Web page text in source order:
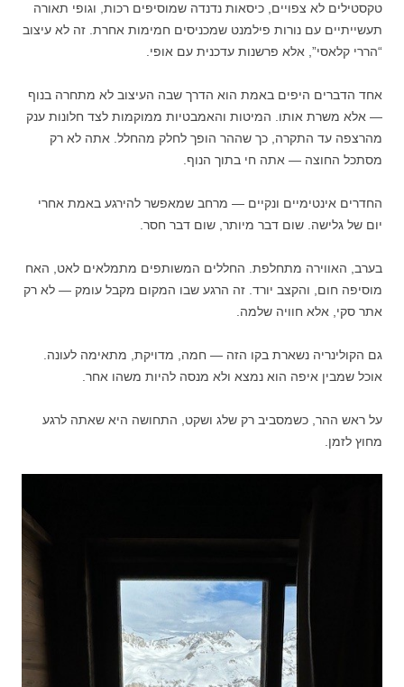
טקסטילים לא צפויים, כיסאות נדנדה שמוסיפים רכות, וגופי תאורה
תעשייתיים עם נורות פילמנט שמכניסים חמימות אחרת. זה לא עיצוב
“הררי קלאסי”, אלא פרשנות עדכנית עם אופי.
אחד הדברים היפים באמת הוא הדרך שבה העיצוב לא מתחרה בנוף
— אלא משרת אותו. המיטות והאמבטיות ממוקמות לצד חלונות ענק
מהרצפה עד התקרה, כך שההר הופך לחלק מהחלל. אתה לא רק
מסתכל החוצה — אתה חי בתוך הנוף.
החדרים אינטימיים ונקיים — מרחב שמאפשר להירגע באמת אחרי
יום של גלישה. שום דבר מיותר, שום דבר חסר.
בערב, האווירה מתחלפת. החללים המשותפים מתמלאים לאט, האח
מוסיפה חום, והקצב יורד. זה הרגע שבו המקום מקבל עומק — לא רק
אתר סקי, אלא חוויה שלמה.
גם הקולינריה נשארת בקו הזה — חמה, מדויקת, מתאימה לעונה.
אוכל שמבין איפה הוא נמצא ולא מנסה להיות משהו אחר.
על ראש ההר, כשמסביב רק שלג ושקט, התחושה היא שאתה לרגע
מחוץ לזמן.